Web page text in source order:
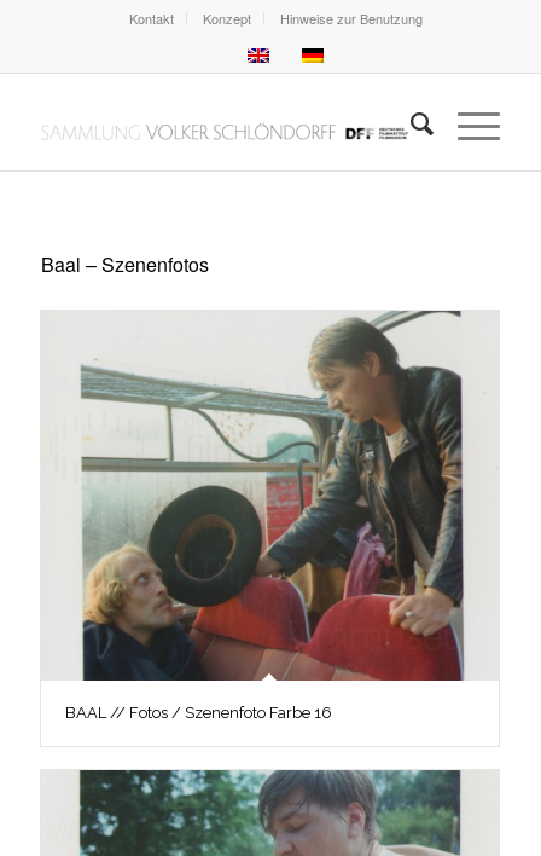
Kontakt Konzept Hinweise zur Benutzung
Baal – Szenenfotos
BAAL // Fotos / Szenenfoto Farbe 16